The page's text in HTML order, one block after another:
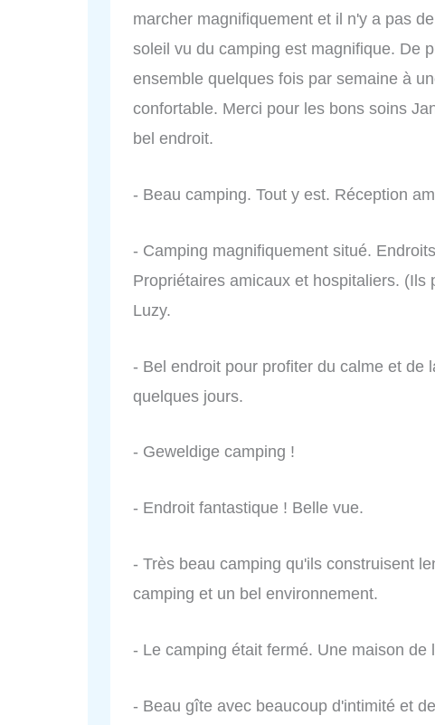
marcher magnifiquement et il n'y a pas
soleil vu du camping est magnifique. De
ensemble quelques fois par semaine à
confortable. Merci pour les bons soins
bel endroit.
- Beau camping. Tout y est. Réception
- Camping magnifiquement situé.
Propriétaires amicaux et hospitaliers.
Luzy.
- Bel endroit pour profiter du calme et de
quelques jours.
- Geweldige camping !
- Endroit fantastique ! Belle vue.
- Très beau camping qu'ils construisent
camping et un bel environnement.
- Le camping était fermé. Une maison
- Beau gîte avec beaucoup d'intimité et